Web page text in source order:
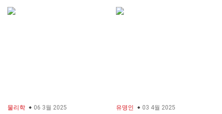
물리학 06 3월 2025 유명인 03 4월 2025